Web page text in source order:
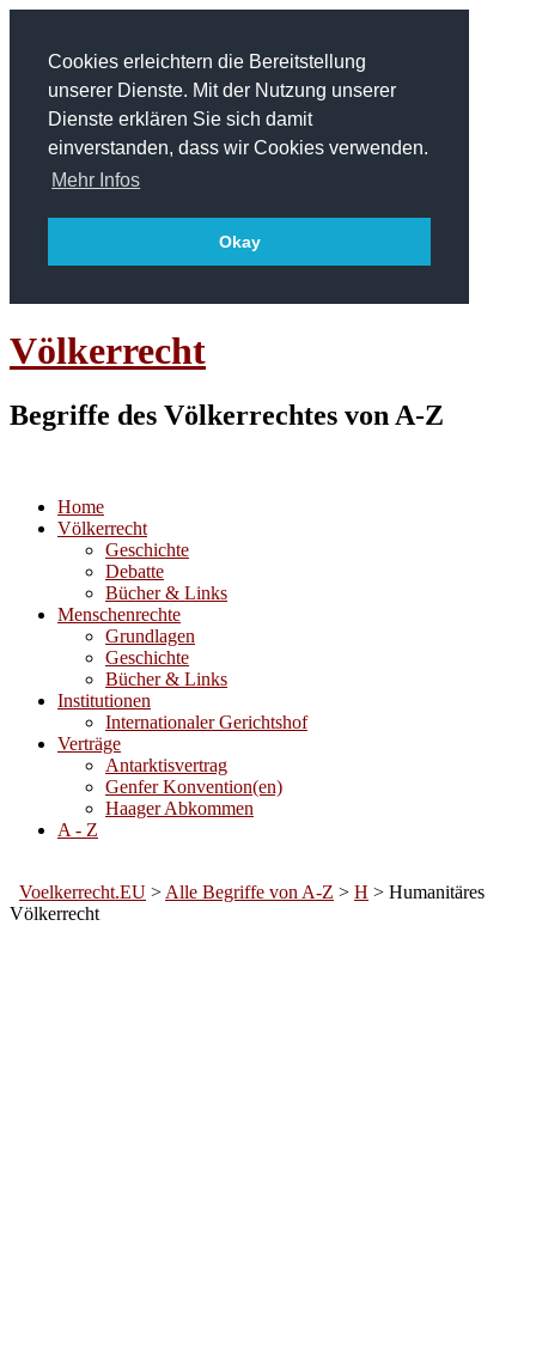
Cookies erleichtern die Bereitstellung
unserer Dienste. Mit der Nutzung unserer
Dienste erklären Sie sich damit
einverstanden, dass wir Cookies verwenden.
Mehr Infos
Okay
Völkerrecht
Begriffe des Völkerrechtes von A-Z
Home
Völkerrecht
Geschichte
Debatte
Bücher & Links
Menschenrechte
Grundlagen
Geschichte
Bücher & Links
Institutionen
Internationaler Gerichtshof
Verträge
Antarktisvertrag
Genfer Konvention(en)
Haager Abkommen
A - Z
Voelkerrecht.EU > Alle Begriffe von A-Z > H > Humanitäres
Völkerrecht